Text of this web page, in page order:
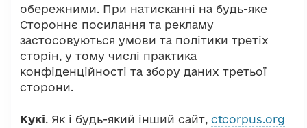
обережними. При натисканні на будь-яке
Стороннє посилання та рекламу
застосовуються умови та політики третіх
сторін, у тому числі практика
конфіденційності та збору даних третьої
сторони.
Кукі. Як і будь-який інший сайт, ctcorpus.org